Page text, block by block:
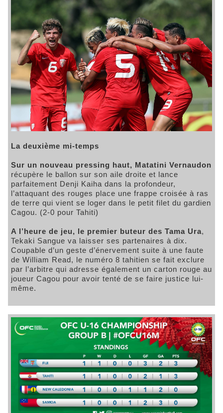
La deuxième mi-temps
Sur un nouveau pressing haut, Matatini Vernaudon
récupère le ballon sur son aile droite et lance
parfaitement Denji Kaiha dans la profondeur,
l’attaquant des rouges place une frappe croisée à ras
de terre qui vient se loger dans le petit filet du gardien
Cagou. (2-0 pour Tahiti)
A l’heure de jeu, le premier buteur des Tama Ura,
Tekaki Sangue va laisser ses partenaires à dix.
Coupable d’un geste d’énervement suite à une faute
de William Read, le numéro 8 tahitien se fait exclure
par l’arbitre qui adresse également un carton rouge au
joueur Cagou pour avoir tenté de se faire justice lui-
même.